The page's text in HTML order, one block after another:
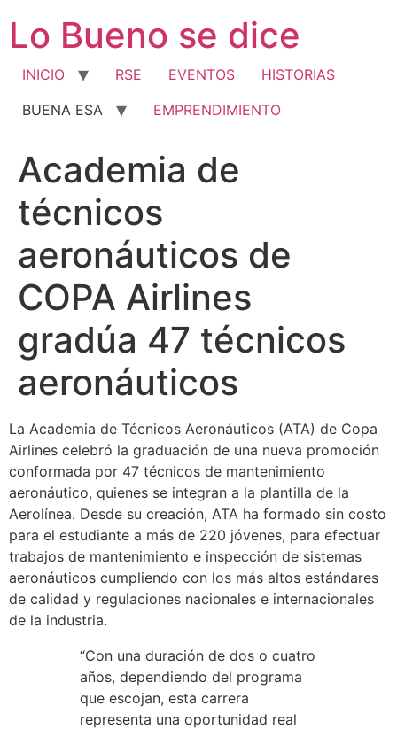
contenido
Lo Bueno se dice
INICIO RSE EVENTOS
HISTORIAS
BUENA ESA
EMPRENDIMIENTO
Academia de
técnicos
aeronáuticos de
COPA Airlines
gradúa 47 técnicos
aeronáuticos
La Academia de Técnicos Aeronáuticos (ATA) de Copa
Airlines celebró la graduación de una nueva promoción
conformada por 47 técnicos de mantenimiento
aeronáutico, quienes se integran a la plantilla de la
Aerolínea. Desde su creación, ATA ha formado sin costo
para el estudiante a más de 220 jóvenes, para efectuar
trabajos de mantenimiento e inspección de sistemas
aeronáuticos cumpliendo con los más altos estándares
de calidad y regulaciones nacionales e internacionales
de la industria.
“Con una duración de dos o cuatro
años, dependiendo del programa
que escojan, esta carrera
representa una oportunidad real